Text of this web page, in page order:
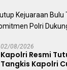
02/08/2026
Kapolri Resmi
Tangkis Kapolri